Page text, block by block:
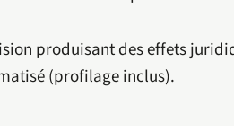
produisant des effets
(profilage inclus).